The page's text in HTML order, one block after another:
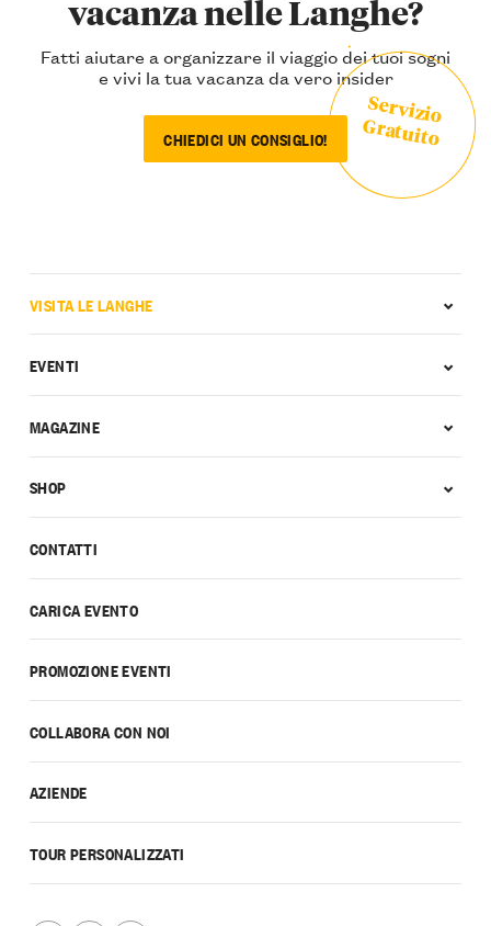
vacanza nelle Langhe?
Fatti aiutare a organizzare il viaggio dei tuoi sogni
e vivi la tua vacanza da vero insider
CHIEDICI UN CONSIGLIO!
Servizio
Gratuito
CONTATTI
CARICA EVENTO
PROMOZIONE EVENTI
COLLABORA CON NOI
AZIENDE
TOUR PERSONALIZZATI
VISITA LE LANGHE
EVENTI
MAGAZINE
SHOP